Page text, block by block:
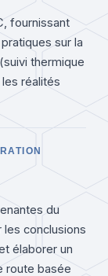
fournissant
sur la
thermique
réalités
du
conclusions
élaborer un
route basée